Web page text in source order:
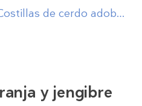
de cerdo adobadas con salteado de lombarda
y jengibre